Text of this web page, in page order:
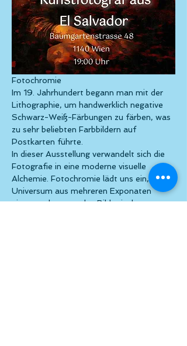
Fotochromie
Im 19. Jahrhundert begann man mit der
Lithographie, um handwerklich negative
Schwarz-Weiß-Färbungen zu färben, was
zu sehr beliebten Farbbildern auf
Postkarten führte.
In dieser Ausstellung verwandelt sich die
Fotografie in eine moderne visuelle
Alchemie. Fotochromie lädt uns ein, in ein
Universum aus mehreren Exponaten
einzutauchen, wo das Bild mit der